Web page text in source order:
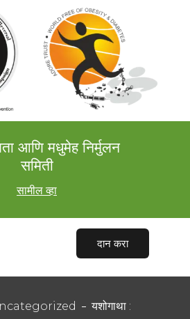
आणि मधुमेह निर्मुलन
समिती
सामील व्हा
दान करा
यशोगाथा :